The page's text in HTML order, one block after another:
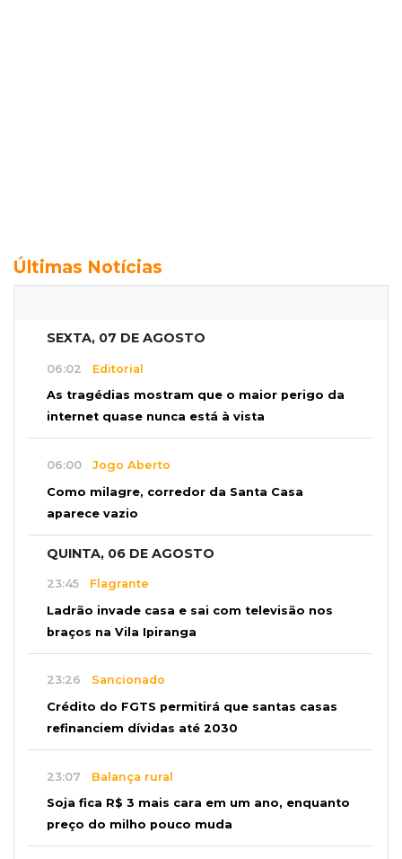
Últimas Notícias
SEXTA, 07 DE AGOSTO
06:02 Editorial
As tragédias mostram que o maior perigo da
internet quase nunca está à vista
06:00 Jogo Aberto
Como milagre, corredor da Santa Casa
aparece vazio
QUINTA, 06 DE AGOSTO
23:45 Flagrante
Ladrão invade casa e sai com televisão nos
braços na Vila Ipiranga
23:26 Sancionado
Crédito do FGTS permitirá que santas casas
refinanciem dívidas até 2030
23:07 Balança rural
Soja fica R$ 3 mais cara em um ano, enquanto
preço do milho pouco muda